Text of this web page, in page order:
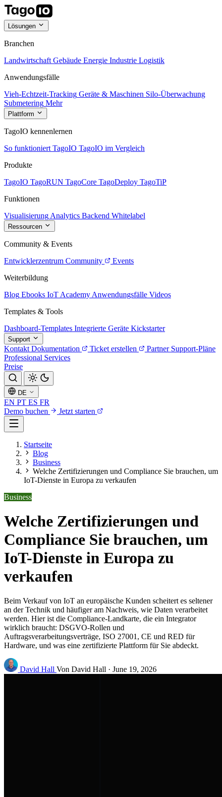
Lösungen
Branchen
Landwirtschaft Gebäude Energie Industrie Logistik
Anwendungsfälle
Vieh-Echtzeit-Tracking Geräte & Maschinen Silo-Überwachung
Submetering Mehr
Plattform
TagoIO kennenlernen
So funktioniert TagoIO TagoIO im Vergleich
Produkte
TagoIO TagoRUN TagoCore TagoDeploy TagoTiP
Funktionen
Visualisierung Analytics Backend Whitelabel
Ressourcen
Community & Events
Entwicklerzentrum Community
Events
Weiterbildung
Blog Ebooks IoT Academy Anwendungsfälle Videos
Templates & Tools
Dashboard-Templates Integrierte Geräte Kickstarter
Support
Kontakt Dokumentation Ticket erstellen Partner Support-Pläne
Professional Services
Preise
DE
EN PT ES FR
Demo buchen
Jetzt starten
Startseite
Blog
Business
Welche Zertifizierungen und Compliance Sie brauchen, um
IoT-Dienste in Europa zu verkaufen
Business
Welche Zertifizierungen und
Compliance Sie brauchen, um
IoT-Dienste in Europa zu
verkaufen
Beim Verkauf von IoT an europäische Kunden scheitert es seltener
an der Technik und häufiger am Nachweis, wie Daten verarbeitet
werden. Hier ist die Compliance-Landkarte, die ein Integrator
wirklich braucht: DSGVO-Rollen und
Auftragsverarbeitungsverträge, ISO 27001, CE und RED für
Hardware, und was eine zertifizierte Plattform für Sie abdeckt.
David Hall Von David Hall · June 19, 2026